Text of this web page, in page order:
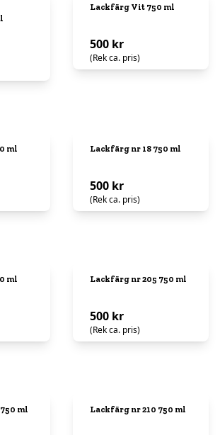
Lackfärg Vit 750 ml
500 kr
(Rek ca. pris)
ml Lackfärg nr 18 750 ml
500 kr
(Rek ca. pris)
ml Lackfärg nr 205 750 ml
500 kr
(Rek ca. pris)
ml Lackfärg nr 210 750 ml